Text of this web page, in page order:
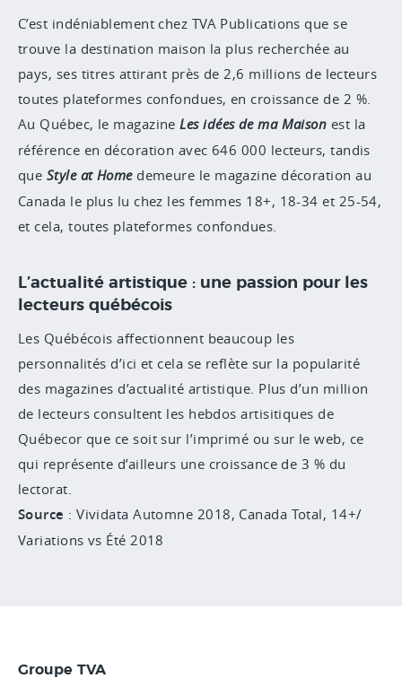
C’est indéniablement chez TVA Publications que se
trouve la destination maison la plus recherchée au
pays, ses titres attirant près de 2,6 millions de lecteurs
toutes plateformes confondues, en croissance de 2 %.
Au Québec, le magazineLes idées de ma Maison est la
référence en décoration avec 646 000 lecteurs, tandis
que Style at Homedemeure le magazine décoration au
Canada le plus lu chez les femmes 18+, 18-34 et 25-54,
et cela, toutes plateformes confondues.
L’actualité artistique : une passion pour les
lecteurs québécois
Les Québécois affectionnent beaucoup les
personnalités d’ici et cela se reflète sur la popularité
des magazines d’actualité artistique. Plus d’un million
de lecteurs consultent les hebdos artisitiques de
Québecor que ce soit sur l’imprimé ou sur le web, ce
qui représente d’ailleurs une croissance de 3 % du
lectorat.
Source : Vividata Automne 2018, Canada Total, 14+/
Variations vs Été 2018
Groupe TVA